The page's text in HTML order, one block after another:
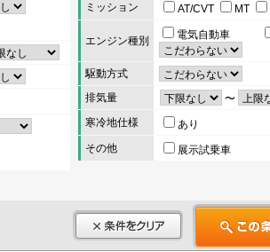
ミッション AT/CVT MT
エンジン種別 電気自動車
駆動方式
排気量
〜
寒冷地仕様
あり
その他
展示試乗車